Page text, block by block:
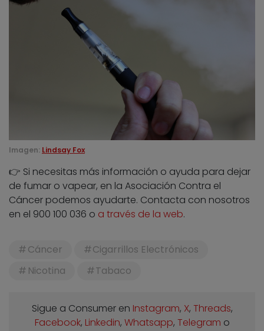
Imagen: Lindsay Fox
👉 Si necesitas más información o ayuda para dejar
de fumar o vapear, en la Asociación Contra el
Cáncer podemos ayudarte. Contacta con nosotros
en el 900 100 036 o a través de la web.
Cáncer
Cigarrillos Electrónicos
Nicotina
Tabaco
Sigue a Consumer en Instagram, X, Threads,
Facebook, Linkedin, Whatsapp, Telegram o